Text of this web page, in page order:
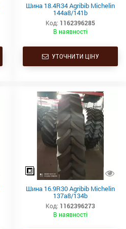
Шина 18.4R34 Agribib Michelin
144a8/141b
Код: 1162396285
В наявності
УТОЧНИТИ ЦІНУ
Шина 16.9R30 Agribib Michelin
137a8/134b
Код: 1162396273
В наявності